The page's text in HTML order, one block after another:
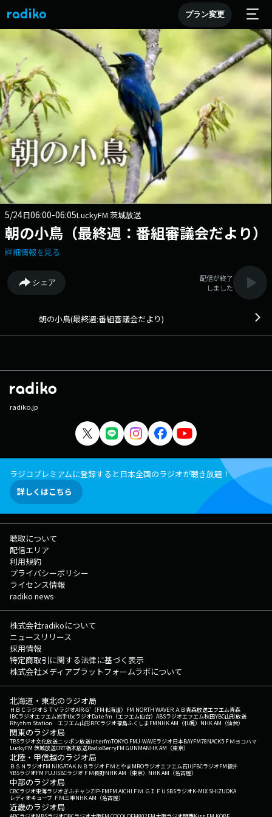
プラン変更
5/24日06:00-06:05LuckyFM 茨城放送
朝の小鳥（最終週：番組審議会だより）
詳細情報を見る
シェア
配信が終了
しました
朝の小鳥(最終週:番組審議会だより)
radiko.jp
ラジコプレミアムに登録すると日本全国のラジオが聴き放題！
詳しくはこちら
聴取について
配信エリア
利用規約
プライバシーポリシー
ライセンス情報
radiko news
株式会社radikoについて
ニュースリリース
採用情報
特定商取引に関する法律に基づく表示
株式会社メディアプラットフォームラボについて
北海道・東北のラジオ局
ＨＢＣラジオＳＴＶラジオAIR-G'（FM北海道） FM NORTH WAVEＲＡＢ青森放送エフエム青森
IBCラジオエフエム岩手tbcラジオDate fm（エフエム仙台） ABSラジオエフエム秋田YBC山形放送
Rhythm Station エフエム山形RFCラジオ福島ふくしまFMNHK AM（札幌） NHK AM（仙台）
関東のラジオ局
TBSラジオ文化放送ニッポン放送interfmTOKYO FMJ-WAVEラジオ日本BAYFM78NACK5 ＦＭヨコハマ
LuckyFM 茨城放送CRT栃木放送RadioBerryFM GUNMANHK AM（東京）
北陸・甲信越のラジオ局
ＢＳＮラジオFM NIIGATAＫＮＢラジオ ＦＭとやまMROラジオエフエム石川FBCラジオFM福井
YBSラジオFM FUJISBCラジオ ＦＭ長野NHK AM（東京） NHK AM（名古屋）
中部のラジオ局
CBCラジオ東海ラジオぎふチャンZIP-FMFM AICHI ＦＭ ＧＩＦＵ SBSラジオK-MIX SHIZUOKA
レディオキューブ ＦＭ三重NHK AM（名古屋）
近畿のラジオ局